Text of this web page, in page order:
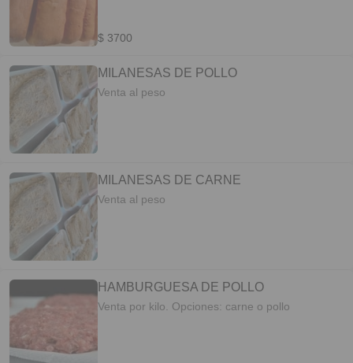
$ 3700
MILANESAS DE POLLO
Venta al peso
MILANESAS DE CARNE
Venta al peso
HAMBURGUESA DE POLLO
Venta por kilo. Opciones: carne o pollo